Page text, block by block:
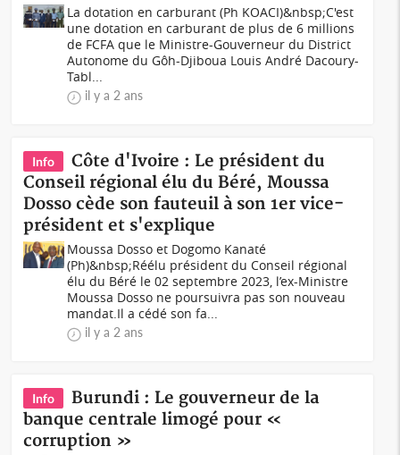
La dotation en carburant (Ph KOACI)&nbsp;C'est
une dotation en carburant de plus de 6 millions
de FCFA que le Ministre-Gouverneur du District
Autonome du Gôh-Djiboua Louis André Dacoury-
Tabl...
il y a 2 ans
Info
Côte d'Ivoire : Le président du
Conseil régional élu du Béré, Moussa
Dosso cède son fauteuil à son 1er vice-
président et s'explique
Moussa Dosso et Dogomo Kanaté
(Ph)&nbsp;Réélu président du Conseil régional
élu du Béré le 02 septembre 2023, l’ex-Ministre
Moussa Dosso ne poursuivra pas son nouveau
mandat.Il a cédé son fa...
il y a 2 ans
Info
Burundi : Le gouverneur de la
banque centrale limogé pour «
corruption »